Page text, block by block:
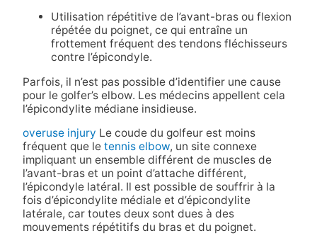
Utilisation répétitive de l’avant-bras ou flexion
répétée du poignet, ce qui entraîne un
frottement fréquent des tendons fléchisseurs
contre l’épicondyle.
Parfois, il n’est pas possible d’identifier une cause
pour le golfer’s elbow. Les médecins appellent cela
l’épicondylite médiane insidieuse.
overuse injury Le coude du golfeur est moins
fréquent que le tennis elbow, un site connexe
impliquant un ensemble différent de muscles de
l’avant-bras et un point d’attache différent,
l’épicondyle latéral. Il est possible de souffrir à la
fois d’épicondylite médiale et d’épicondylite
latérale, car toutes deux sont dues à des
mouvements répétitifs du bras et du poignet.